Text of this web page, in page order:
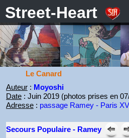
Street-Heart
Le Canard
Auteur: Moyoshi
Date: Juin 2019 (photos prises en
Adresse: passage Ramey - Paris
Secours Populaire - Ramey